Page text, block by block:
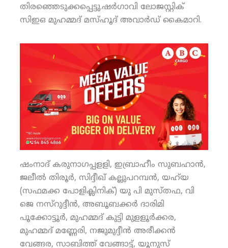
തിരഞ്ഞെടുക്കപ്പെട്ടു.ഷര്‍ഗാവി ലോജസ്റ്റിക്
സിഇഒ മുഹമ്മദ് മസ്ഹൂദ് അവാര്‍ഡ് കൈമാറി.
ഷംനാദ് കരുനാഗപ്പളളി, ഇബ്രാഹീം സുബഹാന്‍,
ജലീല്‍ തിരൂര്‍, സിദ്ദീഖ് കല്ലുപറമ്പന്‍, യഹ്‌യ
(സഫമക്ക പോളിക്ലിനിക്) യു പി മുസ്തഫ, വി
ജെ നസ്‌റുദ്ദീന്‍, അബൂബക്കര്‍ ദാരിമി
പൂക്കോട്ടൂര്‍, മുഹമ്മദ് കുട്ടി മുളളൂര്‍ക്കര,
മുഹമ്മദ് മണ്ണേരി, നജുമുദ്ദീന്‍ അരീക്കന്‍
വേങ്ങര, സാബിത്ത് വേങ്ങാട്ട്, യൂനുസ്